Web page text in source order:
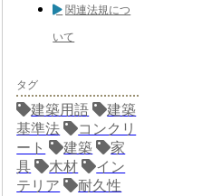
関連法規につ
いて
タグ
建築用語
建築
基準法
コンクリ
ート
建築
家
具
木材
イン
テリア
耐久性